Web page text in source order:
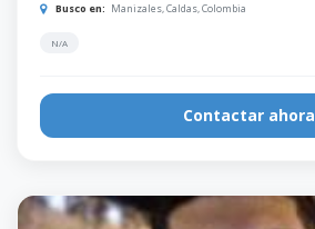
Busco en: Manizales, Caldas, Colombia
N/A
Contactar ahora